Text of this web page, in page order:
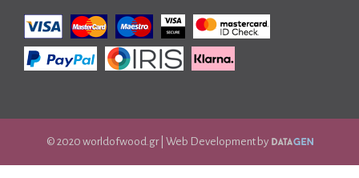
© 2020 worldofwood.gr | Web Development by